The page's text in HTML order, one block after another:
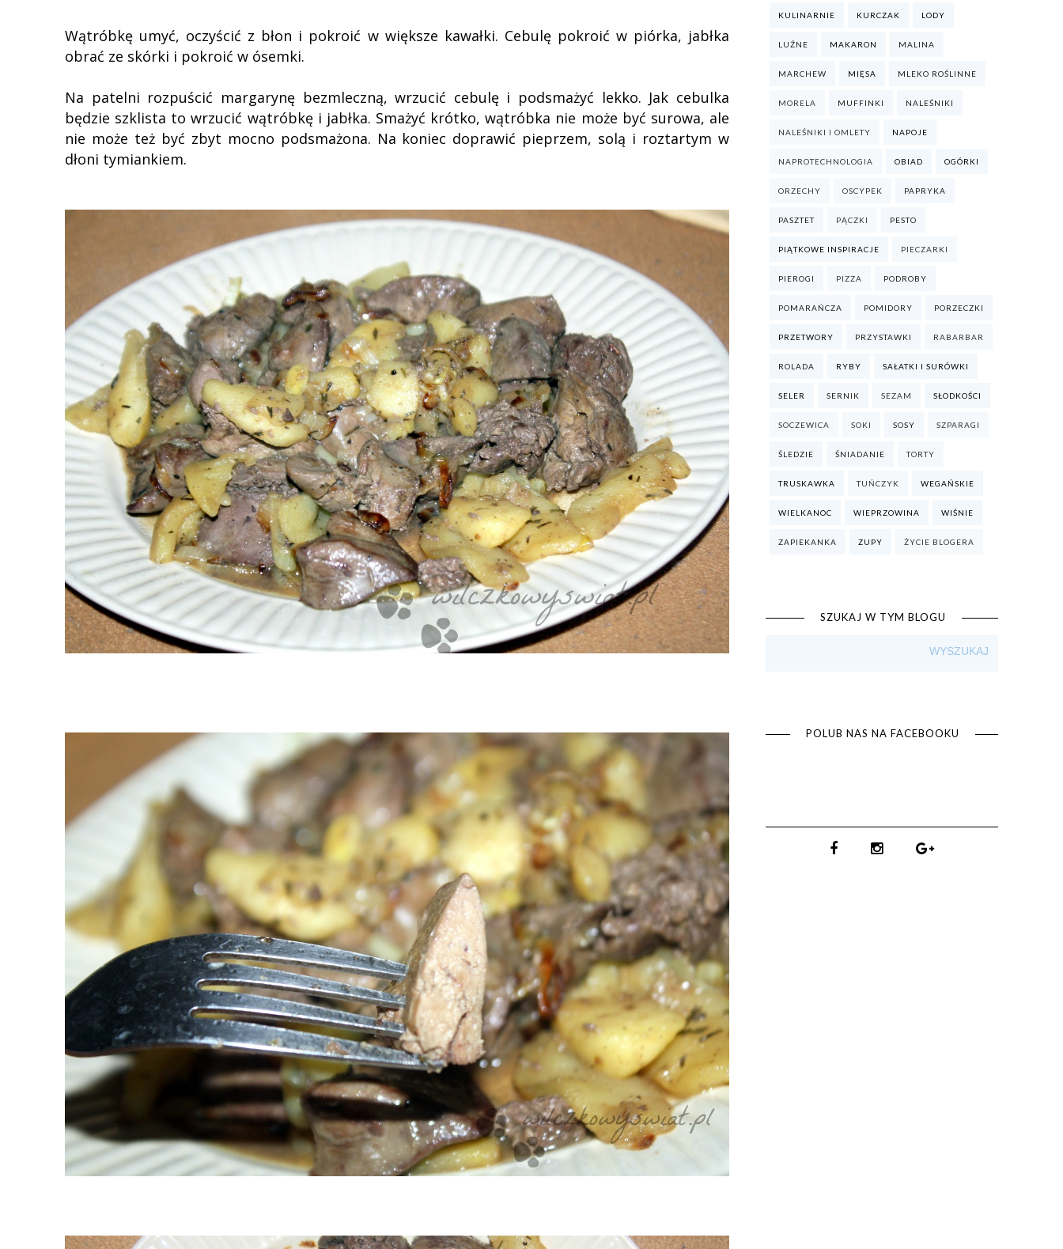
Wątróbkę umyć, oczyścić z błon i pokroić w większe kawałki. Cebulę pokroić w piórka, jabłka
obrać ze skórki i pokroić w ósemki.
Na patelni rozpuścić margarynę bezmleczną, wrzucić cebulę i podsmażyć lekko. Jak cebulka
będzie szklista to wrzucić wątróbkę i jabłka. Smażyć krótko, wątróbka nie może być surowa, ale
nie może też być zbyt mocno podsmażona. Na koniec doprawić pieprzem, solą i roztartym w
dłoni tymiankiem.
KULINARNIE KURCZAK LODY
LUŹNE MAKARON MALINA
MARCHEW MIĘSA MLEKO ROŚLINNE
MORELA MUFFINKI NALEŚNIKI
NALEŚNIKI I OMLETY NAPOJE
NAPROTECHNOLOGIA OBIAD OGÓRKI
ORZECHY OSCYPEK PAPRYKA
PASZTET PĄCZKI PESTO
PIĄTKOWE INSPIRACJE PIECZARKI
PIEROGI PIZZA PODROBY
POMARAŃCZA POMIDORY PORZECZKI
PRZETWORY PRZYSTAWKI RABARBAR
ROLADA RYBY SAŁATKI I SURÓWKI
SELER SERNIK SEZAM SŁODKOŚCI
SOCZEWICA SOKI SOSY SZPARAGI
ŚLEDZIE ŚNIADANIE TORTY
TRUSKAWKA TUŃCZYK WEGAŃSKIE
WIELKANOC WIEPRZOWINA WIŚNIE
ZAPIEKANKA ZUPY ŻYCIE BLOGERA
SZUKAJ W TYM BLOGU
POLUB NAS NA FACEBOOKU